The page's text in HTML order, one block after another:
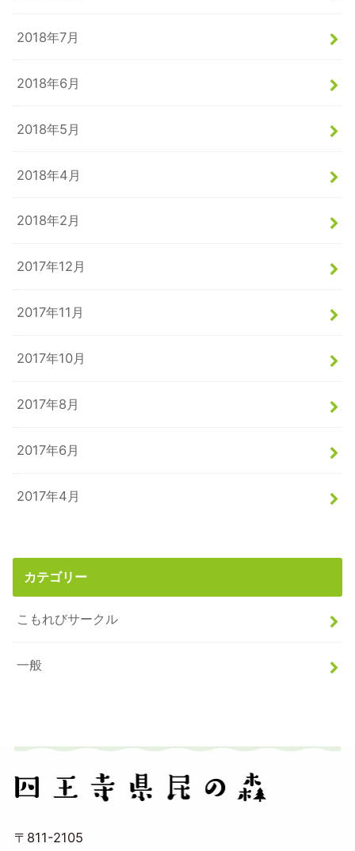
2018年7月
2018年6月
2018年5月
2018年4月
2018年2月
2017年12月
2017年11月
2017年10月
2017年8月
2017年6月
2017年4月
カテゴリー
こもれびサークル
一般
〒811-2105